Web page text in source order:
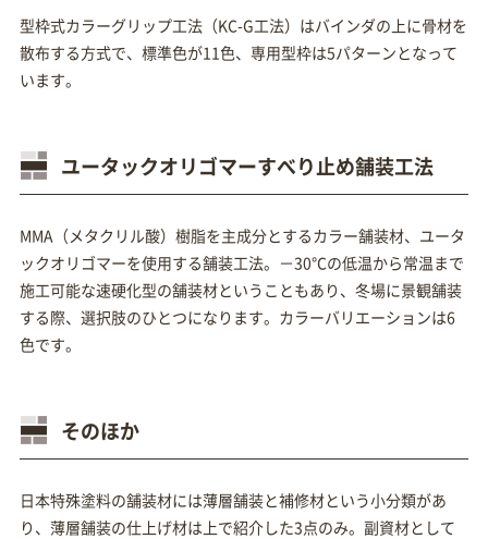
型枠式カラーグリップ工法（KC-G工法）はバインダの上に骨材を
散布する方式で、標準色が11色、専用型枠は5パターンとなって
います。
ユータックオリゴマーすべり止め舗装工法
MMA（メタクリル酸）樹脂を主成分とするカラー舗装材、ユータ
ックオリゴマーを使用する舗装工法。－30℃の低温から常温まで
施工可能な速硬化型の舗装材ということもあり、冬場に景観舗装
する際、選択肢のひとつになります。カラーバリエーションは6
色です。
そのほか
日本特殊塗料の舗装材には薄層舗装と補修材という小分類があ
り、薄層舗装の仕上げ材は上で紹介した3点のみ。副資材として